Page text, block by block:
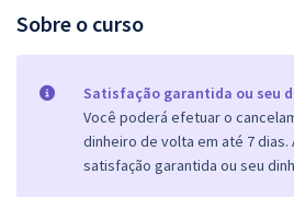
Sobre o curso
Satisfação garantida ou seu
Você poderá efetuar o
dinheiro de volta em até 7 dias.
satisfação garantida ou seu